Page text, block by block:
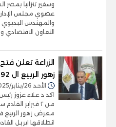
وسفير تنزانيا بمصر
عضوي مجلس
والمهندس البديوي
التعاون الاقتصادي
الزراعة تعلن
زهور الربيع ال 92 لعام 2025
الأحد 26/يناير/2025 - 01:46 م
اكد د علاء عزوز رئيس
من ٢ فبراير
انطلاقها ابريل